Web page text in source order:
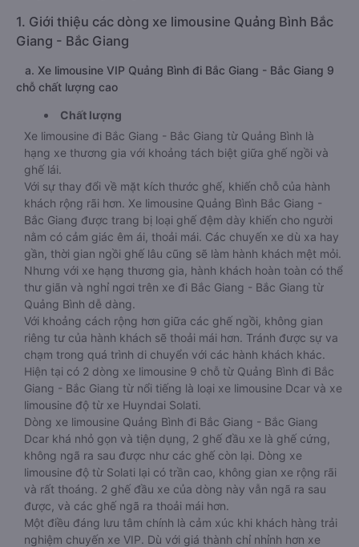
1. Giới thiệu các dòng xe limousine Quảng Bình Bắc
Giang - Bắc Giang
a. Xe limousine VIP Quảng Bình đi Bắc Giang - Bắc Giang 9
chỗ chất lượng cao
Chất lượng
Xe limousine đi Bắc Giang - Bắc Giang từ Quảng Bình là
hạng xe thương gia với khoảng tách biệt giữa ghế ngồi và
ghế lái.
Với sự thay đổi về mặt kích thước ghế, khiến chỗ của hành
khách rộng rãi hơn. Xe limousine Quảng Bình Bắc Giang -
Bắc Giang được trang bị loại ghế đệm dày khiến cho người
nằm có cảm giác êm ái, thoải mái. Các chuyến xe dù xa hay
gần, thời gian ngồi ghế lâu cũng sẽ làm hành khách mệt mỏi.
Nhưng với xe hạng thương gia, hành khách hoàn toàn có thể
thư giãn và nghỉ ngơi trên xe đi Bắc Giang - Bắc Giang từ
Quảng Bình dễ dàng.
Với khoảng cách rộng hơn giữa các ghế ngồi, không gian
riêng tư của hành khách sẽ thoải mái hơn. Tránh được sự va
chạm trong quá trình di chuyển với các hành khách khác.
Hiện tại có 2 dòng xe limousine 9 chỗ từ Quảng Bình đi Bắc
Giang - Bắc Giang từ nổi tiếng là loại xe limousine Dcar và xe
limousine độ từ xe Huyndai Solati.
Dòng xe limousine Quảng Bình đi Bắc Giang - Bắc Giang
Dcar khá nhỏ gọn và tiện dụng, 2 ghế đầu xe là ghế cứng,
không ngã ra sau được như các ghế còn lại. Dòng xe
limousine độ từ Solati lại có trần cao, không gian xe rộng rãi
và rất thoáng. 2 ghế đầu xe của dòng này vẫn ngã ra sau
được, và các ghế ngã ra thoải mái hơn.
Một điều đáng lưu tâm chính là cảm xúc khi khách hàng trải
nghiệm chuyến xe VIP. Dù với giá thành chỉ nhỉnh hơn xe